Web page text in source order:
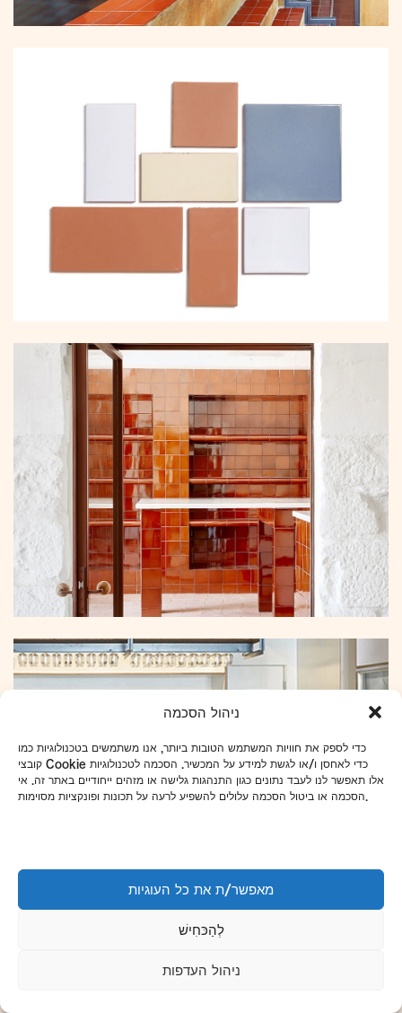
ניהול הסכמה
כדי לספק את חוויות המשתמש הטובות ביותר, אנו משתמשים בטכנולוגיות כמו
קובצי Cookie כדי לאחסן ו/או לגשת למידע על המכשיר. הסכמה לטכנולוגיות
אלו תאפשר לנו לעבד נתונים כגון התנהגות גלישה או מזהים ייחודיים באתר זה. אי
מאפשר/ת את כל העוגיות
לְהַכּחִישׁ
ניהול העדפות